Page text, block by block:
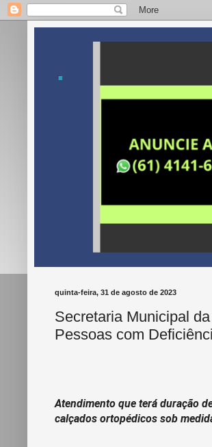
.
quinta-feira, 31 de agosto de 2023
Secretaria Municipal
Pessoas com
Atendimento que terá duração
calçados ortopédicos sob